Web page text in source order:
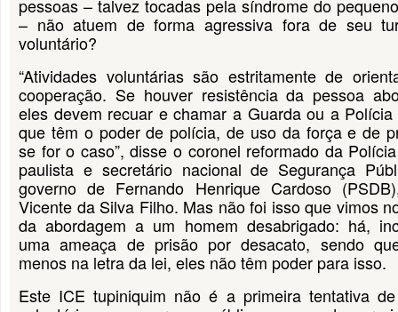
pessoas – talvez tocadas pela síndrome do
– não atuem de forma agressiva fora de seu
voluntário?
“Atividades voluntárias são estritamente de
cooperação. Se houver resistência da pessoa
eles devem recuar e chamar a Guarda ou a Polícia
que têm o poder de polícia, de uso da força e de
se for o caso”, disse o coronel reformado da
paulista e secretário nacional de Segurança
governo de Fernando Henrique Cardoso
Vicente da Silva Filho. Mas não foi isso que vimos
da abordagem a um homem desabrigado: há,
uma ameaça de prisão por desacato, sendo
menos na letra da lei, eles não têm poder para isso.
Este ICE tupiniquim não é a primeira tentativa